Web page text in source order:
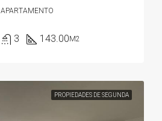
APARTAMENTO
3 143.00M2
PROPIEDADES DE SEGUNDA